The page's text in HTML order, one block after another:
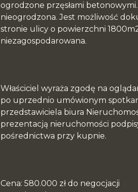
ogrodzone przęsłami betonowymi.
nieogrodzona. Jest możliwość
stronie ulicy o powierzchni
niezagospodarowana.
Właściciel wyraża zgodę na
po uprzednio umówionym
przedstawiciela biura
prezentacją nieruchomości
pośrednictwa przy kupnie.
Cena: 580.000 zł do negocjacji